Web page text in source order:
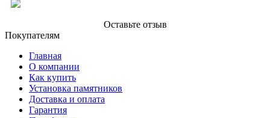
Оставьте отзыв
Покупателям
Главная
О компании
Как купить
Установка памятников
Доставка и оплата
Гарантия